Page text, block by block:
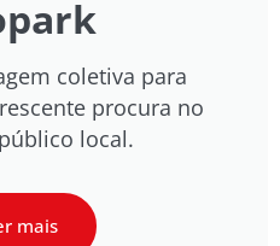
coletiva para
procura no
local.
mais